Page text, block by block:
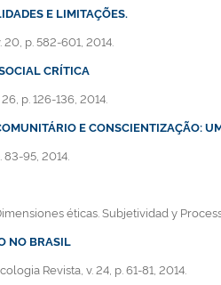
E LIMITAÇÕES.
20, p. 582-601, 2014.
CRÍTICA
p. 126-136, 2014.
E CONSCIENTIZAÇÃO:
83-95, 2014.
éticas. Subjetividad y
NO BRASIL
Revista, v. 24, p. 61-81, 2014.